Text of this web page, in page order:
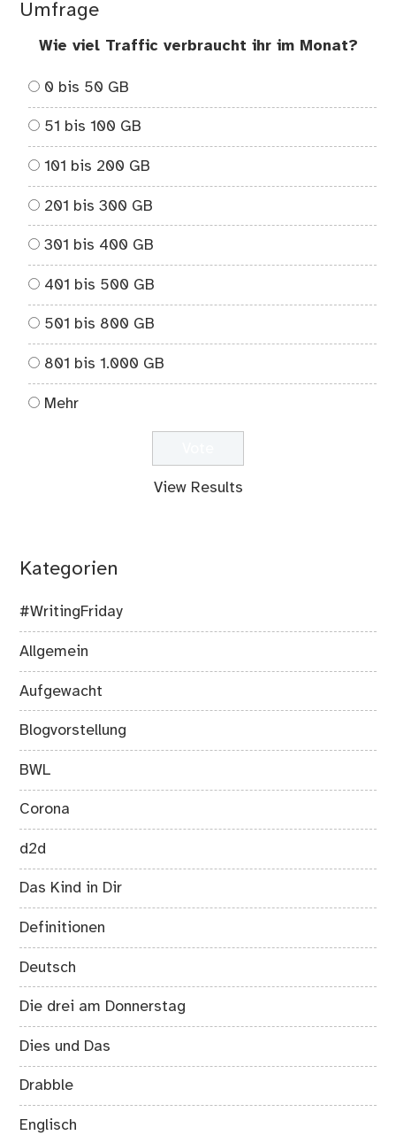
Umfrage
Wie viel Traffic verbraucht ihr im Monat?
0 bis 50 GB
51 bis 100 GB
101 bis 200 GB
201 bis 300 GB
301 bis 400 GB
401 bis 500 GB
501 bis 800 GB
801 bis 1.000 GB
Mehr
View Results
Kategorien
#WritingFriday
Allgemein
Aufgewacht
Blogvorstellung
BWL
Corona
d2d
Das Kind in Dir
Definitionen
Deutsch
Die drei am Donnerstag
Dies und Das
Drabble
Englisch